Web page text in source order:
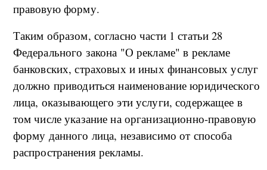
правовую форму.
Таким образом, согласно части 1 статьи 28
Федерального закона "О рекламе" в рекламе
банковских, страховых и иных финансовых услуг
должно приводиться наименование юридического
лица, оказывающего эти услуги, содержащее в
том числе указание на организационно-правовую
форму данного лица, независимо от способа
распространения рекламы.